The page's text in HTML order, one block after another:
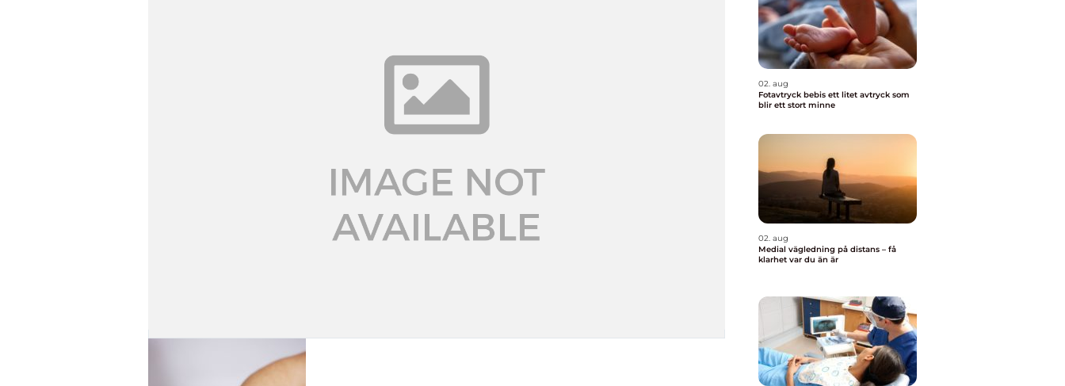
02. aug
Fotavtryck bebis ett litet avtryck som
blir ett stort minne
02. aug
Medial vägledning på distans – få
klarhet var du än är